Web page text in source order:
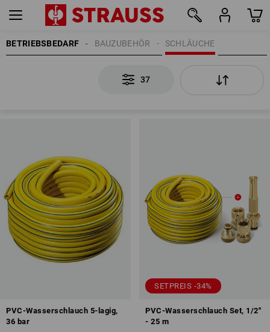
BETRIEBSBEDARF SCHLÄUCHE
BAUZUBEHÖR
37
PVC-Wasserschlauch 5-lagig,
36 bar
SETPREIS -34%
PVC-Wasserschlauch Set, 1/2''
- 25 m